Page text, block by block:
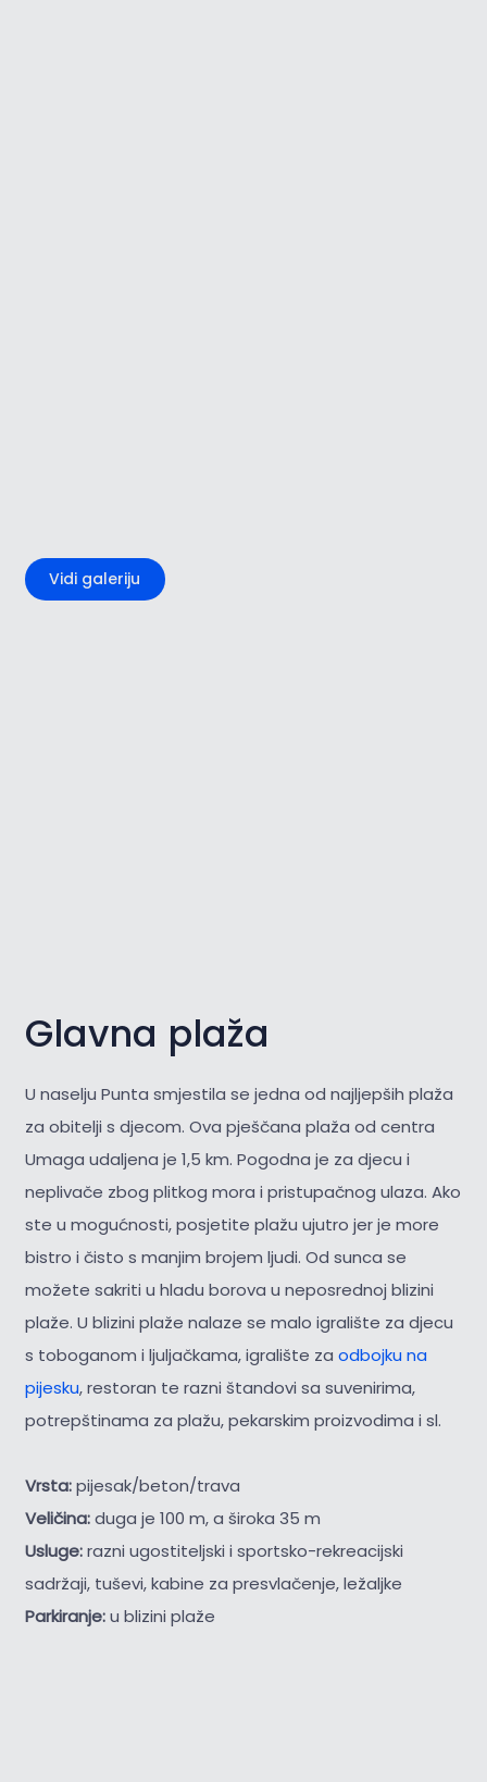
Vidi galeriju
Glavna plaža
U naselju Punta smjestila se jedna od najljepših plaža
za obitelji s djecom. Ova pješčana plaža od centra
Umaga udaljena je 1,5 km. Pogodna je za djecu i
neplivače zbog plitkog mora i pristupačnog ulaza. Ako
ste u mogućnosti, posjetite plažu ujutro jer je more
bistro i čisto s manjim brojem ljudi. Od sunca se
možete sakriti u hladu borova u neposrednoj blizini
plaže. U blizini plaže nalaze se malo igralište za djecu
s toboganom i ljuljačkama, igralište za odbojku na
pijesku, restoran te razni štandovi sa suvenirima,
potrepštinama za plažu, pekarskim proizvodima i sl.
Vrsta:pijesak/beton/trava
Veličina:duga je 100 m, a široka 35 m
Usluge:razni ugostiteljski i sportsko-rekreacijski
sadržaji, tuševi, kabine za presvlačenje, ležaljke
Parkiranje:u blizini plaže